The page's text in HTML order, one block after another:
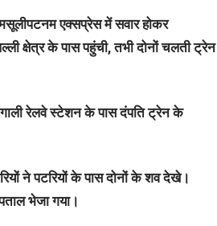
एक्सप्रेस में सवार होकर
क्षेत्र के पास पहुंची, तभी दोनों चलती ट्रेन
रेलवे स्टेशन के पास दंपति ट्रेन के
ने पटरियों के पास दोनों के शव देखे।
भेजा गया।